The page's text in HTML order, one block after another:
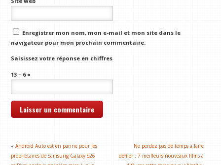
Enregistrer mon nom, mon e-mail et mon site dans le
navigateur pour mon prochain commentaire.
Saisissez votre réponse en chiffres
13 − 6 =
«Android Auto est en panne pour les
propriétaires de Samsung Galaxy S26
Ne perdez pas de temps à faire
défiler : 7 meilleurs nouveaux films à